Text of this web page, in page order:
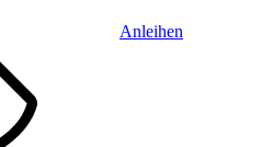
Anleihen